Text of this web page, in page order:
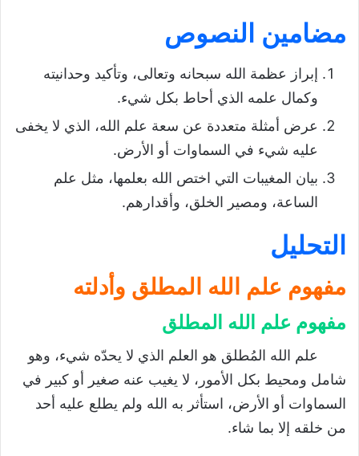
مضامين النصوص
إبراز عظمة الله سبحانه وتعالى، وتأكيد وحدانيته
وكمال علمه الذي أحاط بكل شيء.
عرض أمثلة متعددة عن سعة علم الله، الذي لا يخفى
عليه شيء في السماوات أو الأرض.
بيان المغيبات التي اختص الله بعلمها، مثل علم
الساعة، ومصير الخلق، وأقدارهم.
التحليل
مفهوم علم الله المطلق وأدلته
مفهوم علم الله المطلق
علم الله المُطلق هو العلم الذي لا يحدّه شيء، وهو
شامل ومحيط بكل الأمور، لا يغيب عنه صغير أو كبير في
السماوات أو الأرض، استأثر به الله ولم يطلع عليه أحد
من خلقه إلا بما شاء.